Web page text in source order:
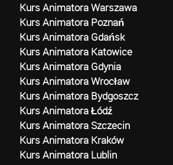
Kurs Animatora Warszawa
Kurs Animatora Poznań
Kurs Animatora Gdańsk
Kurs Animatora Katowice
Kurs Animatora Gdynia
Kurs Animatora Wrocław
Kurs Animatora Bydgoszcz
Kurs Animatora Łódź
Kurs Animatora Szczecin
Kurs Animatora Kraków
Kurs Animatora Lublin